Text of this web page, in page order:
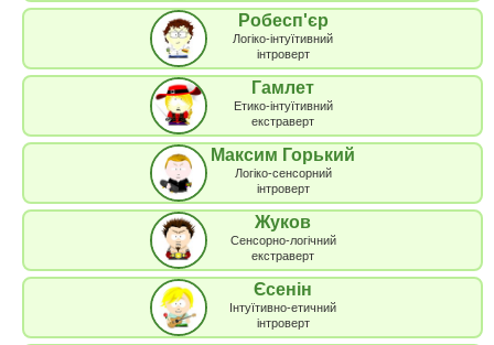
Робесп'єр
Логіко-інтуїтивний
інтроверт
Гамлет
Етико-інтуїтивний
екстраверт
Максим Горький
Логіко-сенсорний
інтроверт
Жуков
Сенсорно-логічний
екстраверт
Єсенін
Інтуїтивно-етичний
інтроверт